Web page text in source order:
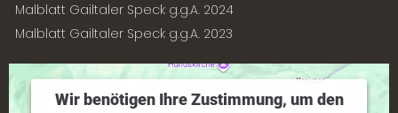
Malblatt Gailtaler Speck g.g.A. 2024
Malblatt Gailtaler Speck g.g.A. 2023
Wir benötigen Ihre Zustimmung, um den